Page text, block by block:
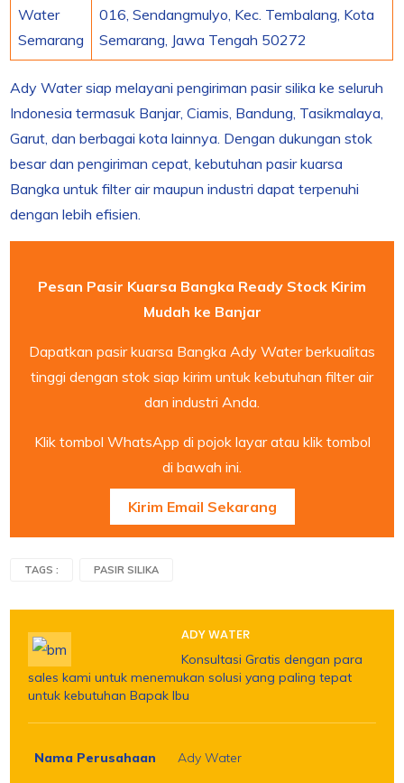
Water
Semarang
016, Sendangmulyo, Kec. Tembalang, Kota
Semarang, Jawa Tengah 50272
Ady Water siap melayani pengiriman pasir silika ke seluruh
Indonesia termasuk Banjar, Ciamis, Bandung, Tasikmalaya,
Garut, dan berbagai kota lainnya. Dengan dukungan stok
besar dan pengiriman cepat, kebutuhan pasir kuarsa
Bangka untuk filter air maupun industri dapat terpenuhi
dengan lebih efisien.
Pesan Pasir Kuarsa Bangka Ready Stock Kirim
Mudah ke Banjar
Dapatkan pasir kuarsa Bangka Ady Water berkualitas
tinggi dengan stok siap kirim untuk kebutuhan filter air
dan industri Anda.
Klik tombol WhatsApp di pojok layar atau klik tombol
di bawah ini.
Kirim Email Sekarang
TAGS : PASIR SILIKA
ADY WATER
Konsultasi Gratis dengan para
sales kami untuk menemukan solusi yang paling tepat
untuk kebutuhan Bapak Ibu
Nama Perusahaan
Ady Water